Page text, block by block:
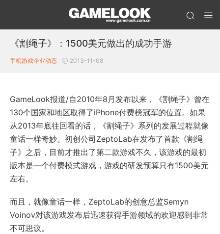
《割绳子》：1500美元做出的成功手游
手机游戏企业动态 2013-11-08
GameLook报道/自2010年8月发布以来，《割绳子》曾在
130个国家和地区取得了iPhone付费榜冠军的位置。如果
从2013年底往回看的话，《割绳子》系列的发展过程就像
童话一样奇妙。初创公司ZeptoLab在发布了首款《割绳
子》之后，目前才推出了第二款游戏不久，该游戏的最初
版本是一个付费模式游戏，游戏的研发预算只有1500美元
左右。
而且，就像童话一样，ZeptoLab的创意总监Semyn
Voinov对该游戏发布后迅速获得手游领域的欢迎感到非常
不可思议。